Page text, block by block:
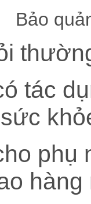
tác
phụ